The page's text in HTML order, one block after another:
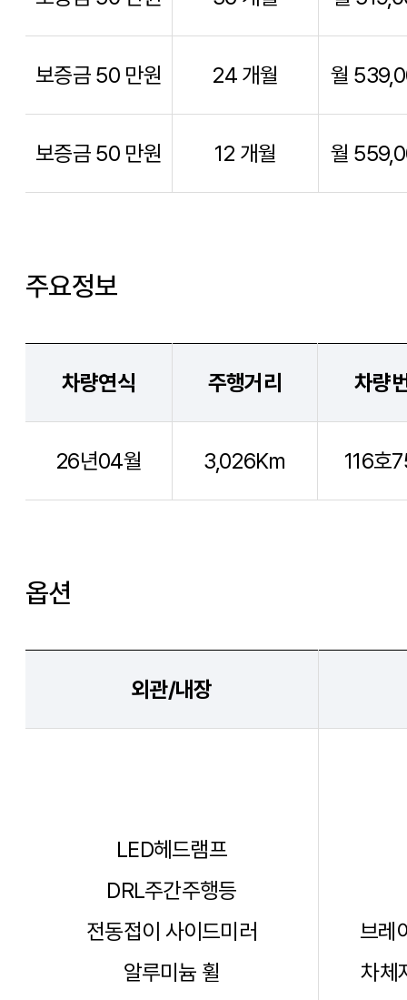
보증금 50 만원 24 개월 월
보증금 50 만원 12 개월 월
주요정보
차량연식 주행거리
26년04월 3,026Km
차량
116호
옵션
외관/내장
LED헤드램프
DRL주간주행등
전동접이 사이드미러
알루미늄 휠
브레
차체